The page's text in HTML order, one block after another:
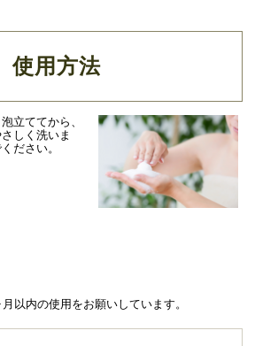
使用方法
立ててから、
しく洗いま
ださい。
以内の使用をお願いしています。